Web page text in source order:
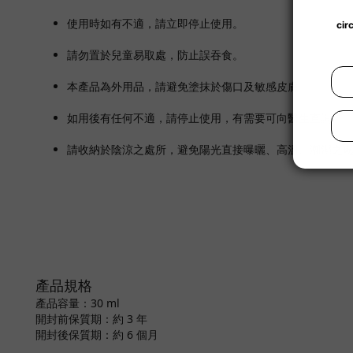
使用時如有不適，請立即停止使用。
請勿置於兒童易取處，防止誤吞食。
本產品為外用品，請避免塗抹於傷口及敏感皮膚。
如用後有任何不適，請停止使用，有需要可向醫生查詢。
請收納於陰涼之處所，避免陽光直接曝曬、高溫、潮濕之
產品規格
產品容量：30 ml
開封前保質期：約 3 年
開封後保質期：約 6 個月